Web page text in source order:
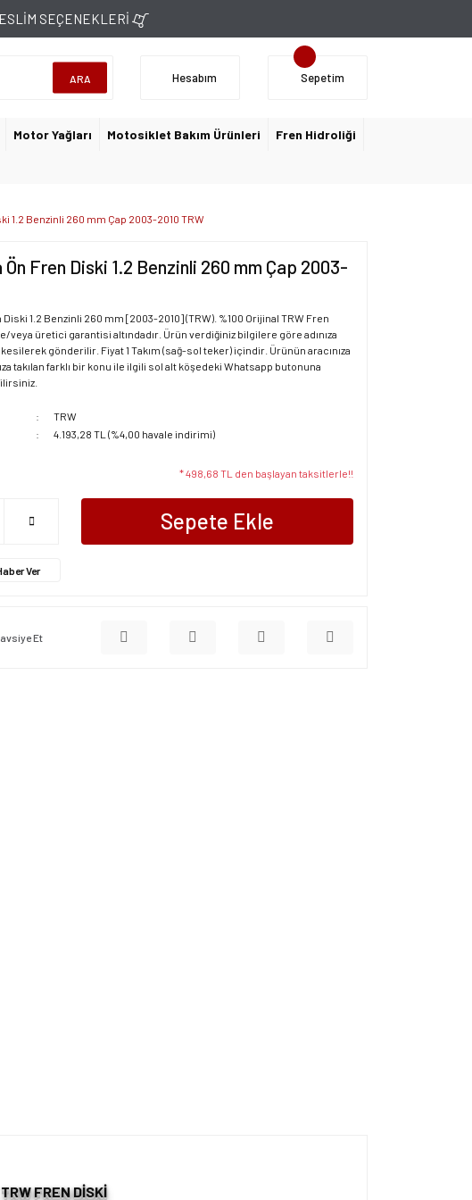
SEÇENEKLERİ
ARA Hesabım Sepetim
Motor Yağları Motosiklet Bakım Ürünleri Fren Hidroliği
1.2 Benzinli 260 mm Çap 2003-2010 TRW
Fren Diski 1.2 Benzinli 260 mm Çap 2003-
1.2 Benzinli 260 mm [2003-2010] (TRW). %100 Orijinal TRW Fren
veya üretici garantisi altındadır. Ürün verdiğiniz bilgilere göre adınıza
gönderilir. Fiyat 1 Takım (sağ-sol teker) içindir. Ürünün aracınıza
takılan farklı bir konu ile ilgili sol alt köşedeki Whatsapp butonuna
TRW
4.193,28 TL (%4,00 havale indirimi)
* 498,68 TL den başlayan taksitlerle!!
Sepete Ekle
Ver
Et
FREN DİSKİ